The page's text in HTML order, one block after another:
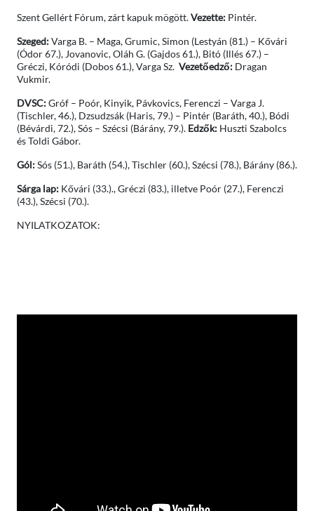
Szent Gellért Fórum, zárt kapuk mögött.Vezette:Pintér.
Szeged:Varga B. – Maga, Grumic, Simon (Lestyán (81.) – Kővári
(Ódor 67.), Jovanovic, Oláh G. (Gajdos 61.), Bitó (Illés 67.) –
Gréczi, Kóródi (Dobos 61.), Varga Sz. Vezetőedző:Dragan
Vukmir.
DVSC:Gróf – Poór, Kinyik, Pávkovics, Ferenczi – Varga J.
(Tischler, 46.), Dzsudzsák (Haris, 79.) – Pintér (Baráth, 40.), Bódi
(Bévárdi, 72.), Sós – Szécsi (Bárány, 79.). Edzők:Huszti Szabolcs
és Toldi Gábor.
Gól:Sós (51.), Baráth (54.), Tischler (60.), Szécsi (78.), Bárány (86.).
Sárga lap:Kővári (33.)., Gréczi (83.), illetve Poór (27.), Ferenczi
(43.), Szécsi (70.).
NYILATKOZATOK: